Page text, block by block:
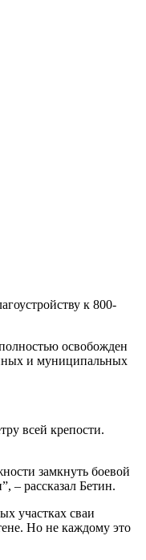
к 800-
освобожден
и муниципальных
всей крепости.
замкнуть боевой
– рассказал Бетин.
участках сваи
Но не каждому это